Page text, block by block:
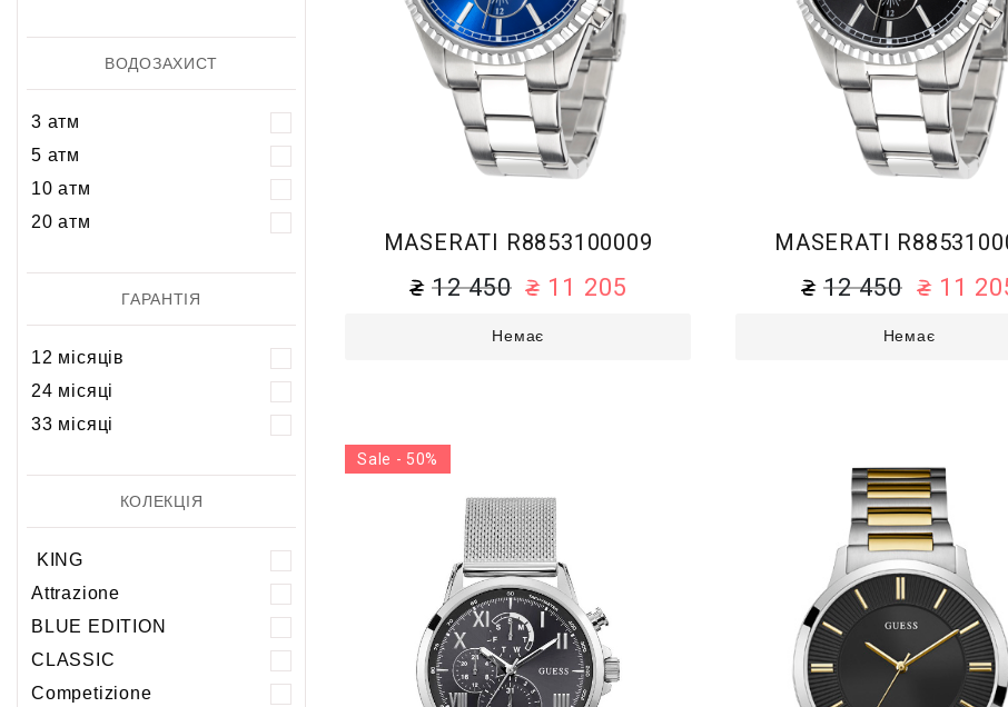
ВОДОЗАХИСТ
3 атм
5 атм
10 атм
20 атм
ГАРАНТІЯ
12 місяців
24 місяці
33 місяці
КОЛЕКЦІЯ
KING
Attrazione
BLUE EDITION
CLASSIC
Competizione
MASERATI R8853100009
12 450 11 205
Немає
MASERATI
12 450 11
Немає
Sale - 50%